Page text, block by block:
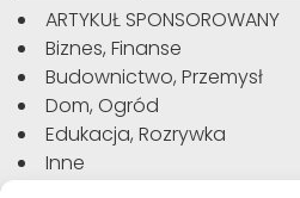
ARTYKUŁ SPONSOROWANY
Biznes, Finanse
Budownictwo, Przemysł
Dom, Ogród
Edukacja, Rozrywka
Inne